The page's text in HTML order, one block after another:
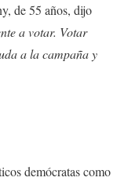
de 55 años, dijo
a votar. Votar
a la campaña y
demócratas como